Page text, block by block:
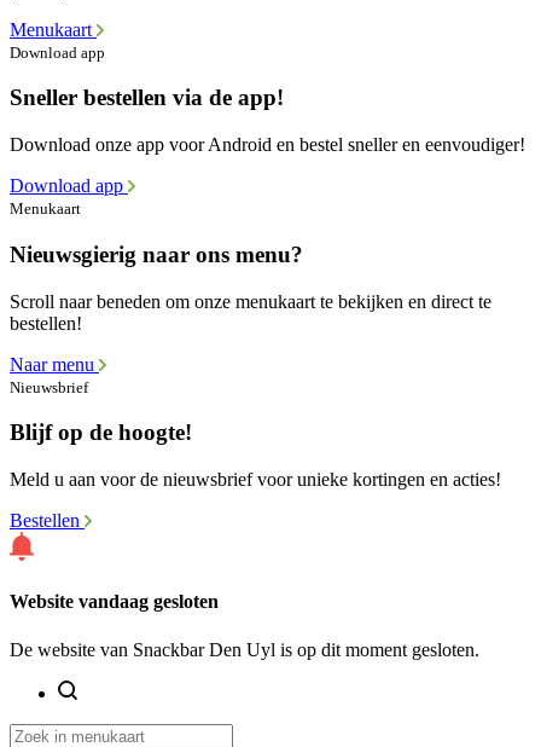
Menukaart
Download app
Sneller bestellen via de app!
Download onze app voor Android en bestel sneller en eenvoudiger!
Download app
Menukaart
Nieuwsgierig naar ons menu?
Scroll naar beneden om onze menukaart te bekijken en direct te
bestellen!
Naar menu
Nieuwsbrief
Blijf op de hoogte!
Meld u aan voor de nieuwsbrief voor unieke kortingen en acties!
Bestellen
Website vandaag gesloten
De website van Snackbar Den Uyl is op dit moment gesloten.